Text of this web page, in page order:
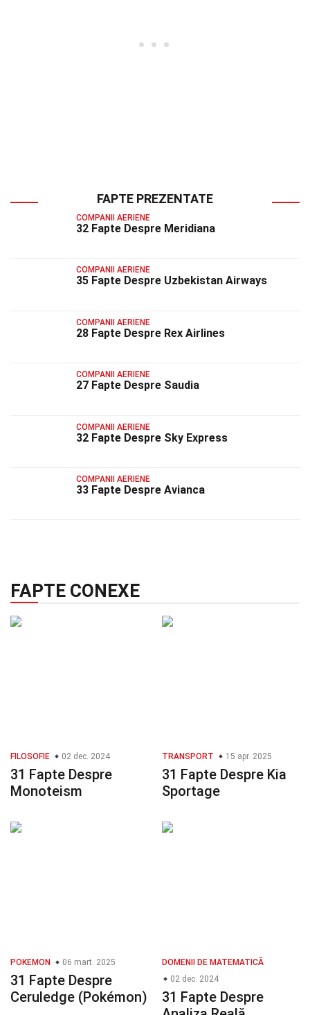
FAPTE PREZENTATE
COMPANII AERIENE
32 Fapte Despre Meridiana
COMPANII AERIENE
35 Fapte Despre Uzbekistan Airways
COMPANII AERIENE
28 Fapte Despre Rex Airlines
COMPANII AERIENE
27 Fapte Despre Saudia
COMPANII AERIENE
32 Fapte Despre Sky Express
COMPANII AERIENE
33 Fapte Despre Avianca
FAPTE CONEXE
FILOSOFIE 02 dec. 2024
31 Fapte Despre
Monoteism
TRANSPORT 15 apr. 2025
31 Fapte Despre Kia
Sportage
POKEMON 06 mart. 2025
31 Fapte Despre
Ceruledge (Pokémon)
DOMENII DE MATEMATICĂ
02 dec. 2024
31 Fapte Despre